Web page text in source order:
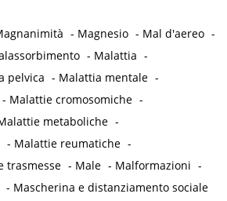
- Magnesio - Mal d'aereo -
- Malattia -
pelvica - Malattia mentale -
- Malattie cromosomiche -
metaboliche -
- Malattie reumatiche -
trasmesse - Male - Malformazioni -
- Mascherina e distanziamento sociale